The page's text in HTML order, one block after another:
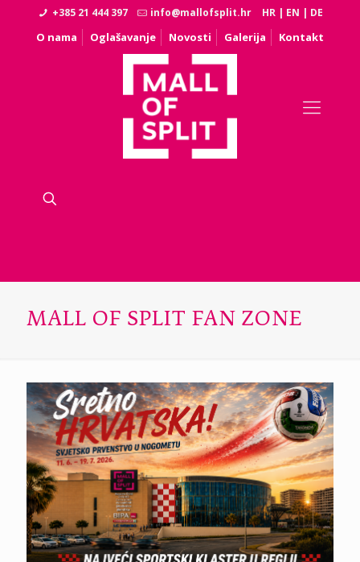
+385 21 444 397 info@mallofsplit.hr HR | EN | DE
O nama Oglašavanje Novosti Galerija Kontakt
MALL OF SPLIT FAN ZONE